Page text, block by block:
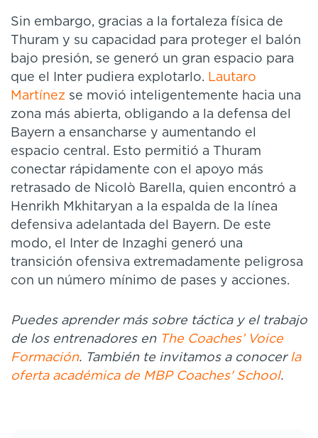
Sin embargo, gracias a la fortaleza física de
Thuram y su capacidad para proteger el balón
bajo presión, se generó un gran espacio para
que el Inter pudiera explotarlo. Lautaro
Martínez se movió inteligentemente hacia una
zona más abierta, obligando a la defensa del
Bayern a ensancharse y aumentando el
espacio central. Esto permitió a Thuram
conectar rápidamente con el apoyo más
retrasado de Nicolò Barella, quien encontró a
Henrikh Mkhitaryan a la espalda de la línea
defensiva adelantada del Bayern. De este
modo, el Inter de Inzaghi generó una
transición ofensiva extremadamente peligrosa
con un número mínimo de pases y acciones.
Puedes aprender más sobre táctica y el trabajo
de los entrenadores en The Coaches’ Voice
Formación. También te invitamos a conocer la
oferta académica de MBP Coaches' School.